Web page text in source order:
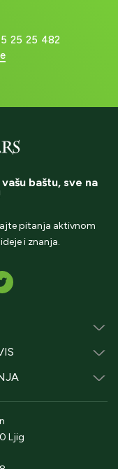
25 25 482
baštu, sve na
pitanja aktivnom
i znanja.
Ljig